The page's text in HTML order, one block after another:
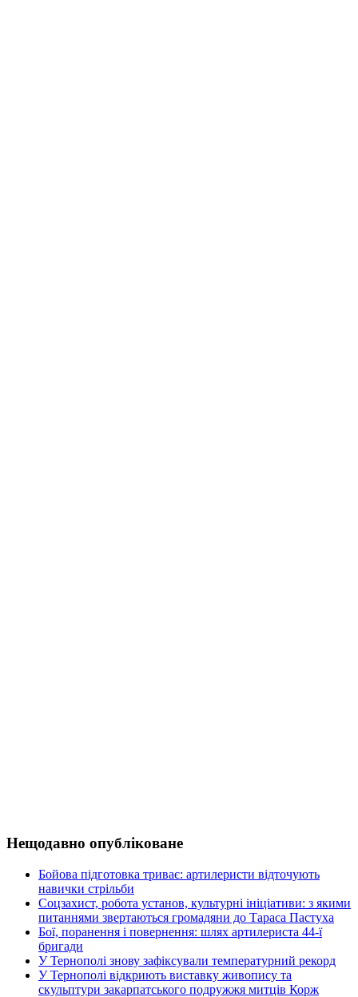
Нещодавно опубліковане
Бойова підготовка триває: артилеристи відточують
навички стрільби
Соцзахист, робота установ, культурні ініціативи: з якими
питаннями звертаються громадяни до Тараса Пастуха
Бої, поранення і повернення: шлях артилериста 44-ї
бригади
У Тернополі знову зафіксували температурний рекорд
У Тернополі відкриють виставку живопису та
скульптури закарпатського подружжя митців Корж